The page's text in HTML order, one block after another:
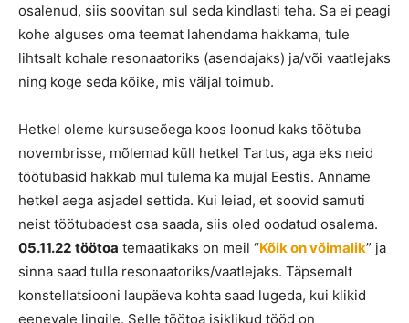
osalenud, siis soovitan sul seda kindlasti teha. Sa ei peagi
kohe alguses oma teemat lahendama hakkama, tule
lihtsalt kohale resonaatoriks (asendajaks) ja/või vaatlejaks
ning koge seda kõike, mis väljal toimub.
Hetkel oleme kursuseõega koos loonud kaks töötuba
novembrisse, mõlemad küll hetkel Tartus, aga eks neid
töötubasid hakkab mul tulema ka mujal Eestis. Anname
hetkel aega asjadel settida. Kui leiad, et soovid samuti
neist töötubadest osa saada, siis oled oodatud osalema.
05.11.22 töötoa temaatikaks on meil “Kõik on võimalik” ja
sinna saad tulla resonaatoriks/vaatlejaks. Täpsemalt
konstellatsiooni laupäeva kohta saad lugeda, kui klikid
eenevale lingile. Selle töötoa isiklikud tööd on